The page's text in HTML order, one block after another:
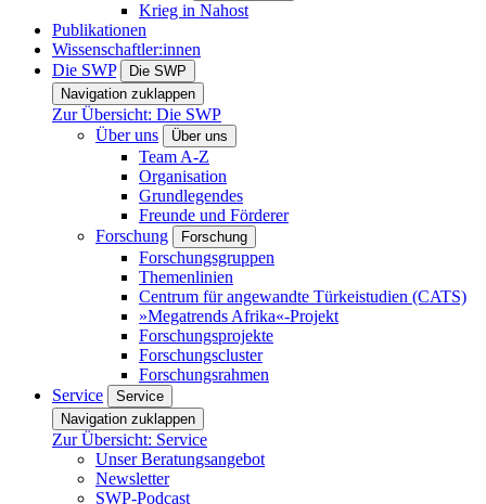
Krieg in Nahost
Publikationen
Wissenschaftler:innen
Die SWP
Die SWP
Navigation zuklappen
Zur Übersicht: Die SWP
Über uns
Über uns
Team A-Z
Organisation
Grundlegendes
Freunde und Förderer
Forschung
Forschung
Forschungsgruppen
Themenlinien
Centrum für angewandte Türkeistudien (CATS)
»Megatrends Afrika«-Projekt
Forschungsprojekte
Forschungscluster
Forschungsrahmen
Service
Service
Navigation zuklappen
Zur Übersicht: Service
Unser Beratungsangebot
Newsletter
SWP-Podcast